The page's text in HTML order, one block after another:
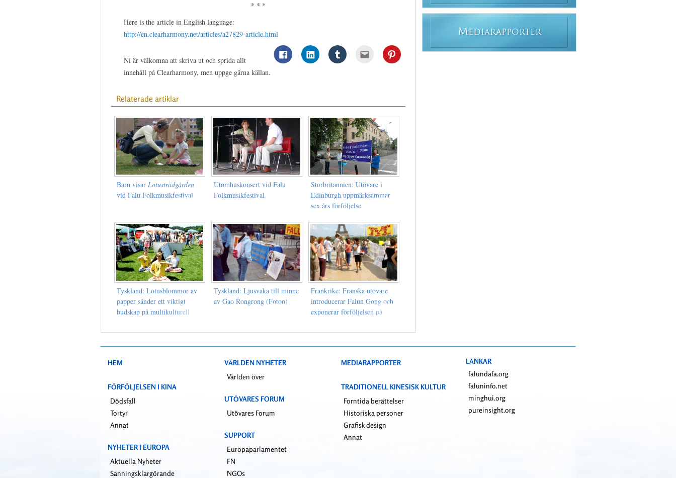
* * *
Here is the article in English language:
http://en.clearharmony.net/articles/a27829-article.html
Ni är välkomna att skriva ut och sprida allt
innehåll på Clearharmony, men uppge gärna källan.
Relaterade artiklar
Barn visar Lotusträdgården
vid Falu Folkmusikfestival
Utomhuskonsert vid Falu
Folkmusikfestival
Storbritannien: Utövare i
Edinburgh uppmärksammar
sex års förföljelse
Tyskland: Lotusblommor av
papper sänder ett viktigt
budskap på multikulturell
Tyskland: Ljusvaka till minne
av Gao Rongrong (Foton)
Frankrike: Franska utövare
introducerar Falun Gong och
exponerar förföljelsen på
rättigheter i Paris (Foton)
MEDIARAPPORTER
HEM
FÖRFÖLJELSEN I KINA
Dödsfall
Tortyr
Annat
NYHETER I EUROPA
Aktuella Nyheter
Sanningsklargörande
VÄRLDEN NYHETER
Världen över
UTÖVARES FORUM
Utövares Forum
SUPPORT
Europaparlamentet
FN
NGOs
MEDIARAPPORTER
TRADITIONELL KINESISK KULTUR
Forntida berättelser
Historiska personer
Grafisk design
Annat
LÄNKAR
falundafa.org
faluninfo.net
minghui.org
pureinsight.org